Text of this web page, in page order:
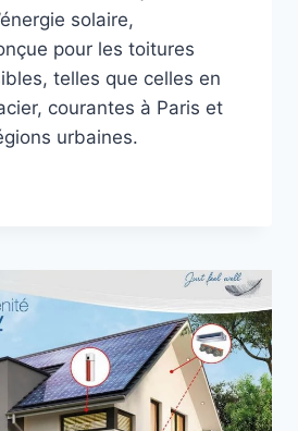
solaire,
pour les toitures
telles que celles en
courantes à Paris et
urbaines.